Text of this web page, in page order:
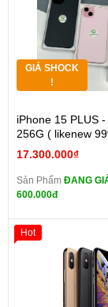
GIÁ SHOCK
!
iPhone 15 PLUS
256G ( likenew
17.300.000₫
Sản Phẩm ĐANG
600.000đ
Hot